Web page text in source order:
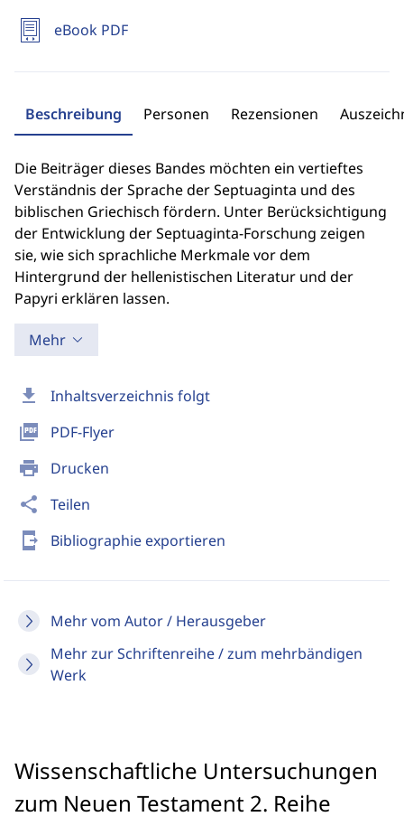
download Inhaltsverzeichnis folgt
picture_as_pdf PDF-Flyer
print Drucken
share Teilen
send_to_mobile Bibliographie exportieren
Mehr vom Autor / Herausgeber
Mehr zur Schriftenreihe / zum mehrbändigen
Werk
eBook PDF
Beschreibung Personen Rezensionen
Die Beiträger dieses Bandes möchten ein vertieftes
Verständnis der Sprache der Septuaginta und des
biblischen Griechisch fördern. Unter Berücksichtigung
der Entwicklung der Septuaginta-Forschung zeigen
sie, wie sich sprachliche Merkmale vor dem
Hintergrund der hellenistischen Literatur und der
Papyri erklären lassen.
Mehr
Wissenschaftliche Untersuchungen
zum Neuen Testament 2. Reihe